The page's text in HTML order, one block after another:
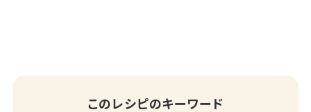
このレシピのキーワード